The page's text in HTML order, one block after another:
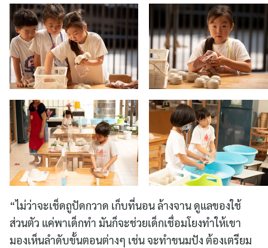
“ไม่ว่าจะเช็ดถูปัดกวาด เก็บที่นอน ล้างจาน ดูแลของใช้
ส่วนตัว แค่พาเด็กทำ มันก็จะช่วยเด็กเชื่อมโยงทำให้เขา
มองเห็นลำดับขั้นตอนต่างๆ เช่น จะทำขนมปัง ต้องเตรียม